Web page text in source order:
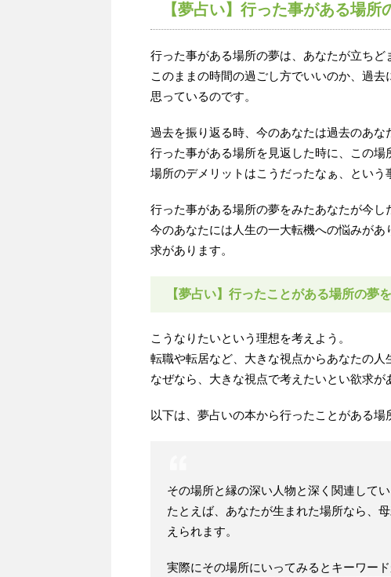
【夢占い】行った事がある場所
行った事がある場所の夢は、あなたが立ちど
このままの時間の過ごし方でいいのか、過
思っているのです。
過去を振り返る時、今のあなたは過去のあな
行った事がある場所を見返した時に、この
場所のデメリットはこうだったなぁ、という
行った事がある場所の夢をみたあなたが今し
今のあなたには人生の一大転機への悩みが
求があります。
【夢占い】行ったことがある場所の夢
こうなりたいという理想を考えよう。
転職や転居など、大きな視点からあなたの人
なぜなら、大きな視点で考えたいとい欲求が
以下は、夢占いの本から行ったことがある場
その場所と縁の深い人物と深く関連してい
たとえば、あなたが生まれた場所なら、
えられます。
実際にその場所にいってみるとキーワー